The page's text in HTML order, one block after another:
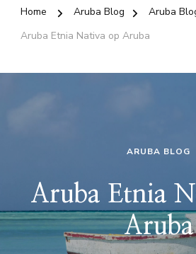
Home Aruba Blog
Aruba
Aruba Etnia Nativa op Aruba
ARUBA BLOG
Aruba Etnia
Aruba